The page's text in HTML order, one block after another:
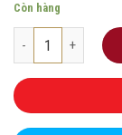
Còn hàng
Rượu Champagne